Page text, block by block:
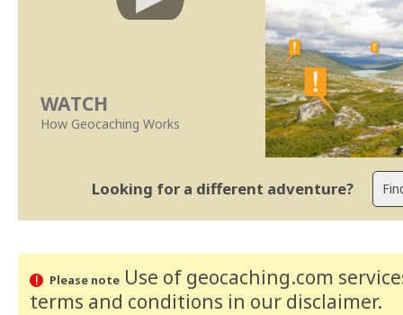
WATCH
How Geocaching Works
Looking for a different adventure?
Please noteUse of geocaching.com
terms and conditions in our disclaimer.